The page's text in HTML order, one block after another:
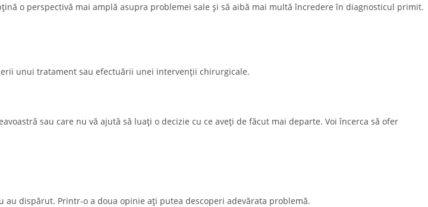
o perspectivă mai amplă asupra problemei sale și să aibă mai multă încredere în diagnosticul primit.
unui tratament sau efectuării unei intervenții chirurgicale.
sau care nu vă ajută să luați o decizie cu ce aveți de făcut mai departe. Voi încerca să ofer
dispărut. Printr-o a doua opinie ați putea descoperi adevărata problemă.